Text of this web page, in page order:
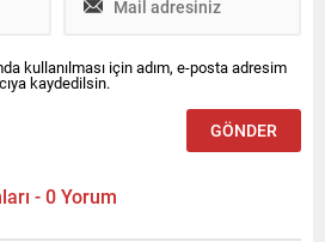
kullanılması için adım, e-posta adresim
kaydedilsin.
- 0 Yorum